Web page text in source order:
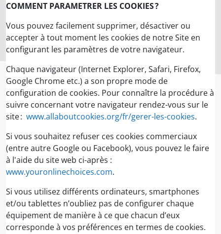
COMMENT PARAMETRER LES COOKIES ?
Vous pouvez facilement supprimer, désactiver ou
accepter à tout moment les cookies de notre Site en
configurant les paramètres de votre navigateur.
Chaque navigateur (Internet Explorer, Safari, Firefox,
Google Chrome etc.) a son propre mode de
configuration de cookies. Pour connaître la procédure à
suivre concernant votre navigateur rendez-vous sur le
site : www.allaboutcookies.org/fr/gerer-les-cookies.
Si vous souhaitez refuser ces cookies commerciaux
(entre autre Google ou Facebook), vous pouvez le faire
à l'aide du site web ci-après :
www.youronlinechoices.com.
Si vous utilisez différents ordinateurs, smartphones
et/ou tablettes n’oubliez pas de configurer chaque
équipement de manière à ce que chacun d’eux
corresponde à vos préférences en termes de cookies.